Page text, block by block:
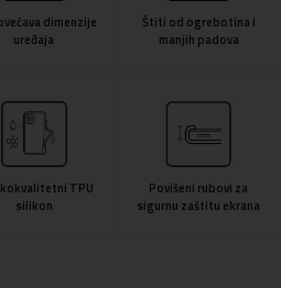
dimenzije
uređaja
Štiti od ogrebotina i
manjih padova
TPU
silikon
Povišeni rubovi za
sigurnu zaštitu ekrana